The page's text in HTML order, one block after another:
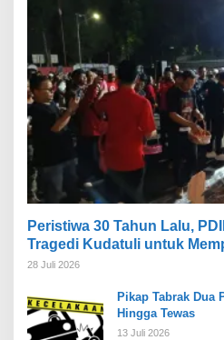
Peristiwa 30 Tahun Lalu,
Tragedi Kudatuli untuk
28 Juli 2026
Pikap Tabrak
Hingga Tewas
13 Juli 2026